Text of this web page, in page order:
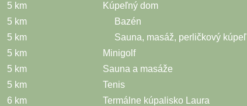
5 km
Kúpeľný dom
5 km
Bazén
5 km
Sauna, masáž, perličkový kúpeľ
5 km
Minigolf
5 km
Sauna a masáže
5 km
Tenis
6 km
Termálne kúpalisko Laura